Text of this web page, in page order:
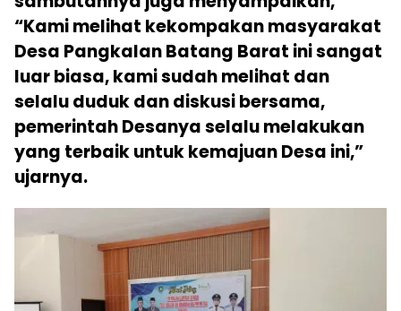
“Kami melihat kekompakan masyarakat
Desa Pangkalan Batang Barat ini sangat
luar biasa, kami sudah melihat dan
selalu duduk dan diskusi bersama,
pemerintah Desanya selalu melakukan
yang terbaik untuk kemajuan Desa ini,”
ujarnya.